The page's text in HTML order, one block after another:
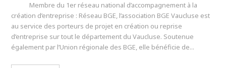
Membre du 1er réseau national d’accompagnement à la
création d’entreprise : Réseau BGE, l’association BGE Vaucluse est
au service des porteurs de projet en création ou reprise
d’entreprise sur tout le département du Vaucluse. Soutenue
également par l’Union régionale des BGE, elle bénéficie de...